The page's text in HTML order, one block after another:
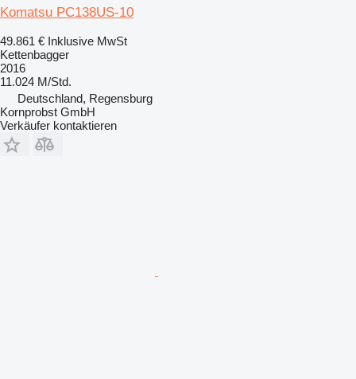
Komatsu PC138US-10
49.861 € Inklusive MwSt
Kettenbagger
2016
11.024 M/Std.
Deutschland, Regensburg
Kornprobst GmbH
Verkäufer kontaktieren